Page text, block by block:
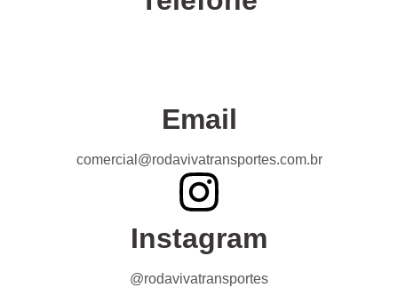
Email
comercial@rodavivatransportes.com.br
Instagram
@rodavivatransportes